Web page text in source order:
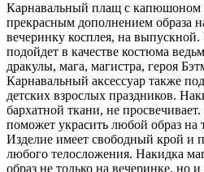
Карнавальный плащ с капюшоном
прекрасным дополнением образа
вечеринку косплея, на
подойдет в качестве костюма
дракулы, мага, магистра, героя
Карнавальный аксессуар также
детских взрослых праздников.
бархатной ткани, не
поможет украсить любой образ на
Изделие имеет свободный крой и
любого телосложения. Накидка
образ не только на вечеринке, но